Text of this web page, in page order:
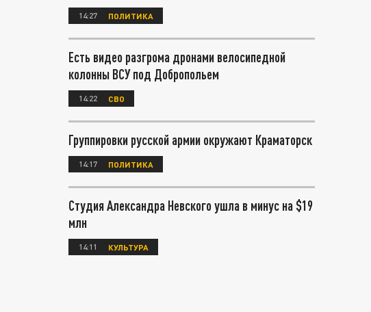
14:27 ПОЛИТИКА
Есть видео разгрома дронами велосипедной
колонны ВСУ под Добропольем
14:22 СВО
Группировки русской армии окружают Краматорск
14:17 ПОЛИТИКА
Студия Александра Невского ушла в минус на $19
млн
14:11 КУЛЬТУРА